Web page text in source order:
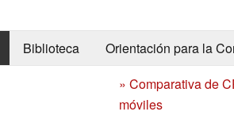
Biblioteca Orientación para la
» Comparativa de
móviles